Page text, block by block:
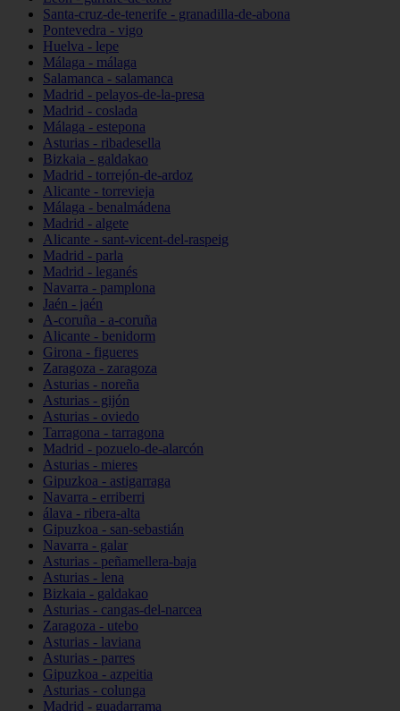
Santa-cruz-de-tenerife - granadilla-de-abona
Pontevedra - vigo
Huelva - lepe
Málaga - málaga
Salamanca - salamanca
Madrid - pelayos-de-la-presa
Madrid - coslada
Málaga - estepona
Asturias - ribadesella
Bizkaia - galdakao
Madrid - torrejón-de-ardoz
Alicante - torrevieja
Málaga - benalmádena
Madrid - algete
Alicante - sant-vicent-del-raspeig
Madrid - parla
Madrid - leganés
Navarra - pamplona
Jaén - jaén
A-coruña - a-coruña
Alicante - benidorm
Girona - figueres
Zaragoza - zaragoza
Asturias - noreña
Asturias - gijón
Asturias - oviedo
Tarragona - tarragona
Madrid - pozuelo-de-alarcón
Asturias - mieres
Gipuzkoa - astigarraga
Navarra - erriberri
álava - ribera-alta
Gipuzkoa - san-sebastián
Navarra - galar
Asturias - peñamellera-baja
Asturias - lena
Bizkaia - galdakao
Asturias - cangas-del-narcea
Zaragoza - utebo
Asturias - laviana
Asturias - parres
Gipuzkoa - azpeitia
Asturias - colunga
Madrid - guadarrama